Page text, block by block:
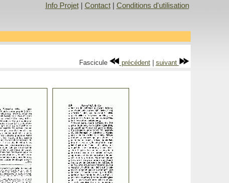
Info Projet| Contact| Conditions d'utilisation
Fascicule précédent| suivant